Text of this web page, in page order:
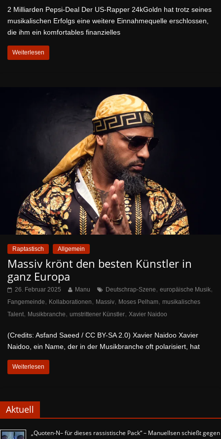
2 Milliarden Pepsi-Deal Der US-Rapper 24kGoldn hat trotz seines
musikalischen Erfolgs eine weitere Einnahmequelle erschlossen,
die ihm ein komfortables finanzielles
Weiterlesen
Raptastisch Allgemein
Massiv krönt den besten Künstler in
ganz Europa
26. Februar 2025 Manu Deutschrap-Szene, europäische Musik,
Fangemeinde, Kollaborationen, Massiv, Moses Pelham, musikalisches
Talent, Musikbranche, umstrittener Künstler, Xavier Naidoo
(Credits: Asfand Saeed / CC BY-SA 2.0) Xavier Naidoo Xavier
Naidoo, ein Name, der in der Musikbranche oft polarisiert, hat
Weiterlesen
Aktuell
„Quoten-N– für dieses rassistische Pack“ – Manuellsen schießt gegen